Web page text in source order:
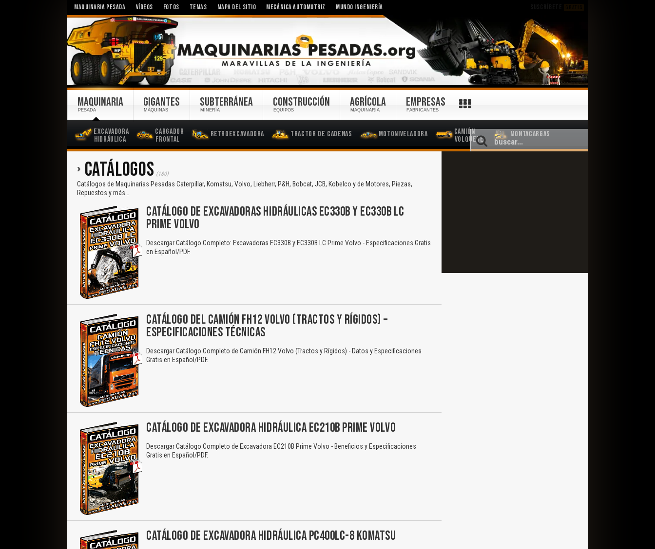
MAQUINARIA PESADA VÍDEOS FOTOS TEMAS MAPA DEL SITIO MECÁNICA AUTOMOTRIZ MUNDO INGENIERÍA
MAQUINARIA
PESADA
Excavadora
Hidráulica
Cargador
Frontal
Retroexcavadora Tractor de Cadenas Motoniveladora
Camión
Volquete
Montacargas
GIGANTES
MÁQUINAS
SUBTERRÁNEA
MINERÍA
CONSTRUCCIÓN
EQUIPOS
AGRÍCOLA
MAQUINARIA
EMPRESAS
FABRICANTES
CATÁLOGOS (180)
Catálogos de Maquinarias Pesadas Caterpillar, Komatsu, Volvo, Liebherr, P&H, Bobcat, JCB, Kobelco y de Motores, Piezas,
Repuestos y más…
CATÁLOGO DE EXCAVADORAS HIDRÁULICAS EC330B Y EC330B LC
PRIME VOLVO
Descargar Catálogo Completo: Excavadoras EC330B y EC330B LC Prime Volvo - Especificaciones Gratis
en Español/PDF.
CATÁLOGO DEL CAMIÓN FH12 VOLVO (TRACTOS Y RÍGIDOS) –
ESPECIFICACIONES TÉCNICAS
Descargar Catálogo Completo de Camión FH12 Volvo (Tractos y Rígidos) - Datos y Especificaciones
Gratis en Español/PDF.
CATÁLOGO DE EXCAVADORA HIDRÁULICA EC210B PRIME VOLVO
Descargar Catálogo Completo de Excavadora EC210B Prime Volvo - Beneficios y Especificaciones
Gratis en Español/PDF.
CATÁLOGO DE EXCAVADORA HIDRÁULICA PC400LC-8 KOMATSU